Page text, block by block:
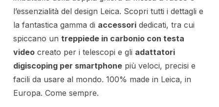
l’essenzialità del design Leica. Scopri tutti i dettagli e
la fantastica gamma di accessoridedicati, tra cui
spiccano un treppiede in carbonio con testa
videocreato per i telescopi e gli adattatori
digiscoping per smartphonepiù veloci, precisi e
facili da usare al mondo. 100% made in Leica, in
Europa. Come sempre.